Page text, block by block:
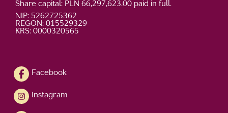
Share capital: PLN 66,297,623.00 paid in full.
NIP: 5262725362
REGON: 015529329
KRS: 0000320565
Facebook
Instagram